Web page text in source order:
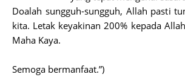
Doalah sungguh-sungguh, Allah pasti
kita. Letak keyakinan 200% kepada
Maha Kaya.
Semoga bermanfaat.”)